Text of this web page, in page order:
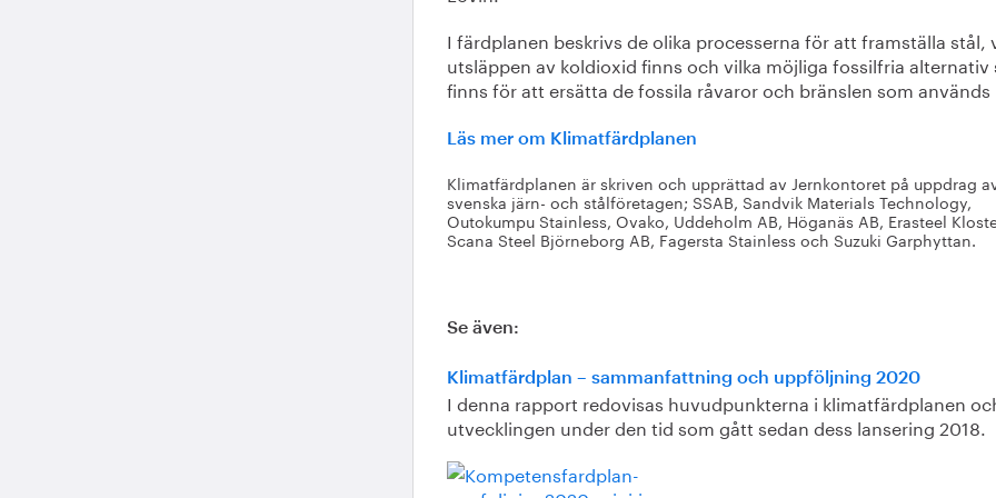
I färdplanen beskrivs de olika processerna för att framställa stål,
utsläppen av koldioxid finns och vilka möjliga fossilfria alternativ
finns för att ersätta de fossila råvaror och bränslen som
Läs mer om Klimatfärdplanen
Klimatfärdplanen är skriven och upprättad av Jernkontoret på uppdrag
svenska järn- och stålföretagen; SSAB, Sandvik Materials Technology,
Outokumpu Stainless, Ovako, Uddeholm AB, Höganäs AB, Erasteel
Scana Steel Björneborg AB, Fagersta Stainless och Suzuki Garphyttan.
Se även:
Klimatfärdplan – sammanfattning och uppföljning 2020
I denna rapport redovisas huvudpunkterna i klimatfärdplanen
utvecklingen under den tid som gått sedan dess lansering 2018.